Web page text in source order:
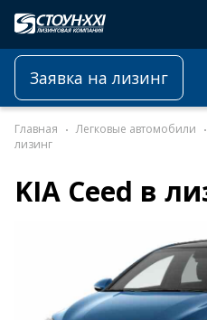
Заявка на лизинг
Главная Легковые автомобили
лизинг
KIA Ceed в